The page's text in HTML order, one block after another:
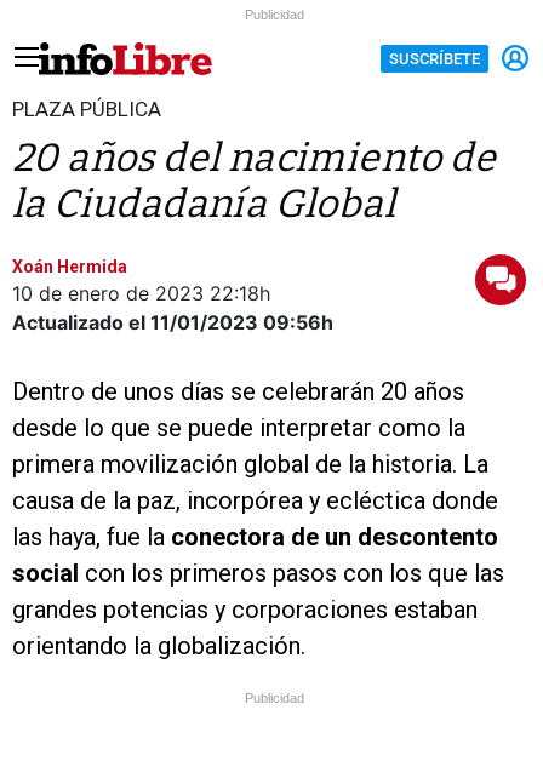
Publicidad
SUSCRÍBETE
PLAZA PÚBLICA
20 años del nacimiento de
la Ciudadanía Global
Xoán Hermida
10 de enero de 2023 22:18h
Actualizado el 11/01/2023 09:56h
Dentro de unos días se celebrarán 20 años
desde lo que se puede interpretar como la
primera movilización global de la historia. La
causa de la paz, incorpórea y ecléctica donde
las haya, fue la conectora de un descontento
social con los primeros pasos con los que las
grandes potencias y corporaciones estaban
orientando la globalización.
Publicidad